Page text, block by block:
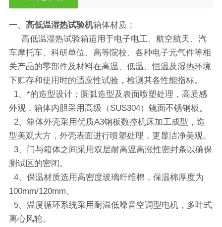
一、 高低温湿热试验机箱体材质：
高低温湿热试验箱适用于电子电工、航空航天、汽
车摩托车、科研单位、高等院校、各种电子元气件等相
关产品的零部件及材料在高温、低温、恒温及湿热环境
下贮存和使用时的适应性试验，检测其各性能指标。
1、*的造型设计：圆弧造型及表面喷塑处理，高质感
外观，箱体内胆采用高级（SUS304）镜面不锈钢板。
2、箱体外壳采用优质A3钢板数控机床加工成型，造
型美观大方，外壳表面进行喷塑处理，更显洁净美观。
3、门与箱体之间采用双层耐高温高涨性密封条以确保
测试区的密闭。
4、保温材质选用高密度玻璃纤维棉，保温棉厚度为
100mm/120mm。
5、温度循环系统采用耐温低噪音空调型电机，多叶式
离心风轮。